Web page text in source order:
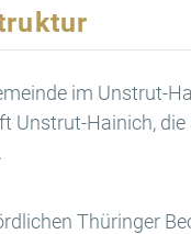
im Unstrut-
Unstrut-Hainich,
Thüringer